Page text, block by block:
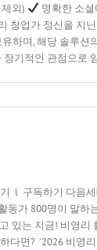
외)
명확한 소
창업가 정신을 지닌
하며, 해당 솔루션
장기적인 관점으로
l 구독하기 다음세
동가 800명이 말하
있는 지금! 비영리
다면? ’2026 비영